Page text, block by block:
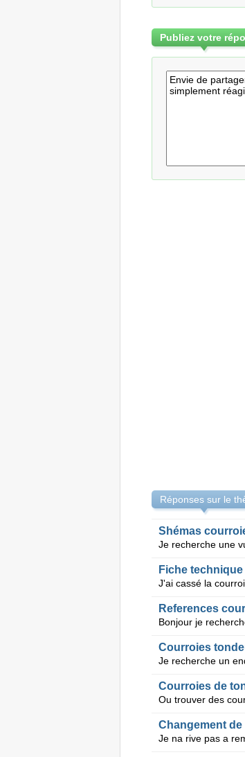
Publiez votre
Réponses sur le
Shémas
Fiche
References
Courroies
Courroies de
Changement